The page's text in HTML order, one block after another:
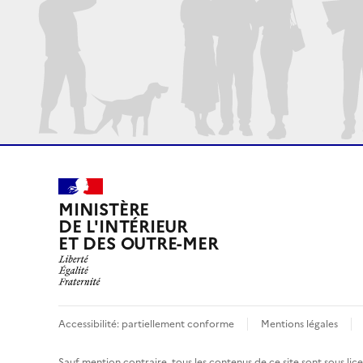
MINISTÈRE
DE L'INTÉRIEUR
ET DES OUTRE-MER
Accessibilité: partiellement conforme Mentions légales